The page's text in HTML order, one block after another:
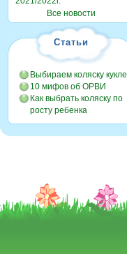
Все новости
Статьи
Выбираем коляску кукле
10 мифов об ОРВИ
Как выбрать коляску по
росту ребенка